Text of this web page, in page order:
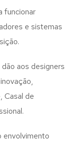
funcionar
e sistemas
aos designers
Casal de
envolvimento